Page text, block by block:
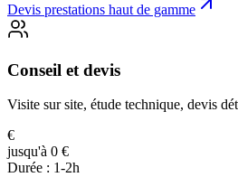
Devis prestations haut de gamme
Conseil et devis
Visite sur site, étude technique, devis
€
jusqu'à 0 €
Durée : 1-2h